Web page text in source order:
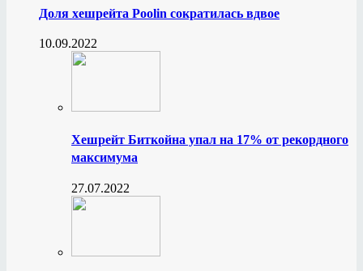
Доля хешрейта Poolin сократилась вдвое
10.09.2022
Хешрейт Биткойна упал на 17% от рекордного
максимума
27.07.2022